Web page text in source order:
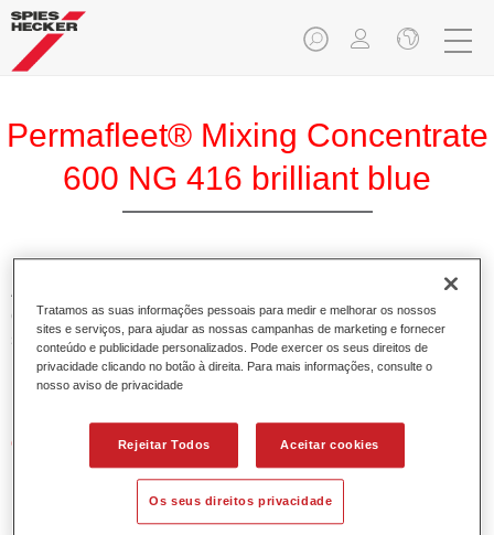
Permafleet® Mixing Concentrate
600 NG 416 brilliant blue
A Permafleet Base Concentrada 600 permite misturar as
cores para veículos comerciais da tinta Permafleet nas
séries 630, 670 e 675. Pode igualmente ser utilizada para
misturar diferentes tintas industriais PercoTop e Permacron
Esmalte 730.
Características do produto
Contém pigmentos de alta qualidade para cores lisas.
Tratamos as suas informações pessoais para medir e melhorar os nossos
sites e serviços, para ajudar as nossas campanhas de marketing e fornecer
conteúdo e publicidade personalizados. Pode exercer os seus direitos de
privacidade clicando no botão à direita. Para mais informações, consulte o
nosso aviso de privacidade
Rejeitar Todos Aceitar cookies
Os seus direitos privacidade